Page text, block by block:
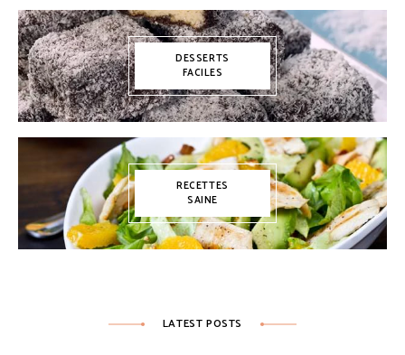
DESSERTS
FACILES
RECETTES
SAINE
LATEST POSTS